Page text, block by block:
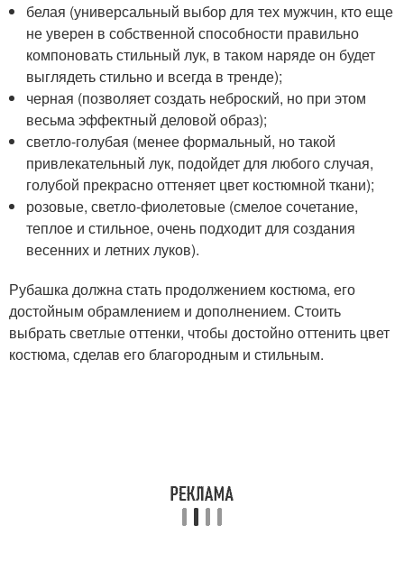
белая (универсальный выбор для тех мужчин, кто еще
не уверен в собственной способности правильно
компоновать стильный лук, в таком наряде он будет
выглядеть стильно и всегда в тренде);
черная (позволяет создать неброский, но при этом
весьма эффектный деловой образ);
светло-голубая (менее формальный, но такой
привлекательный лук, подойдет для любого случая,
голубой прекрасно оттеняет цвет костюмной ткани);
розовые, светло-фиолетовые (смелое сочетание,
теплое и стильное, очень подходит для создания
весенних и летних луков).
Рубашка должна стать продолжением костюма, его
достойным обрамлением и дополнением. Стоить
выбрать светлые оттенки, чтобы достойно оттенить цвет
костюма, сделав его благородным и стильным.